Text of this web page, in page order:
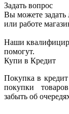
Задать вопрос
Вы можете
или работе
Наши
помогут.
Купи в Кредит
Покупка в
покупки
забыть об